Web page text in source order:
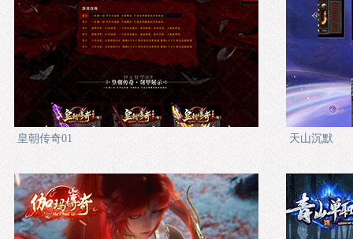
皇朝传奇01 天山沉默